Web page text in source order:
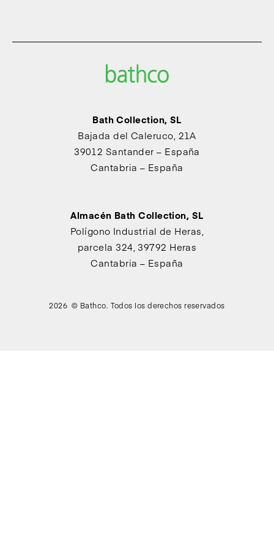
Bath Collection, SL
Bajada del Caleruco, 21A
39012 Santander – España
Cantabria – España
Almacén Bath Collection, SL
Polígono Industrial de Heras,
parcela 324, 39792 Heras
Cantabria – España
2026 © Bathco. Todos los derechos reservados